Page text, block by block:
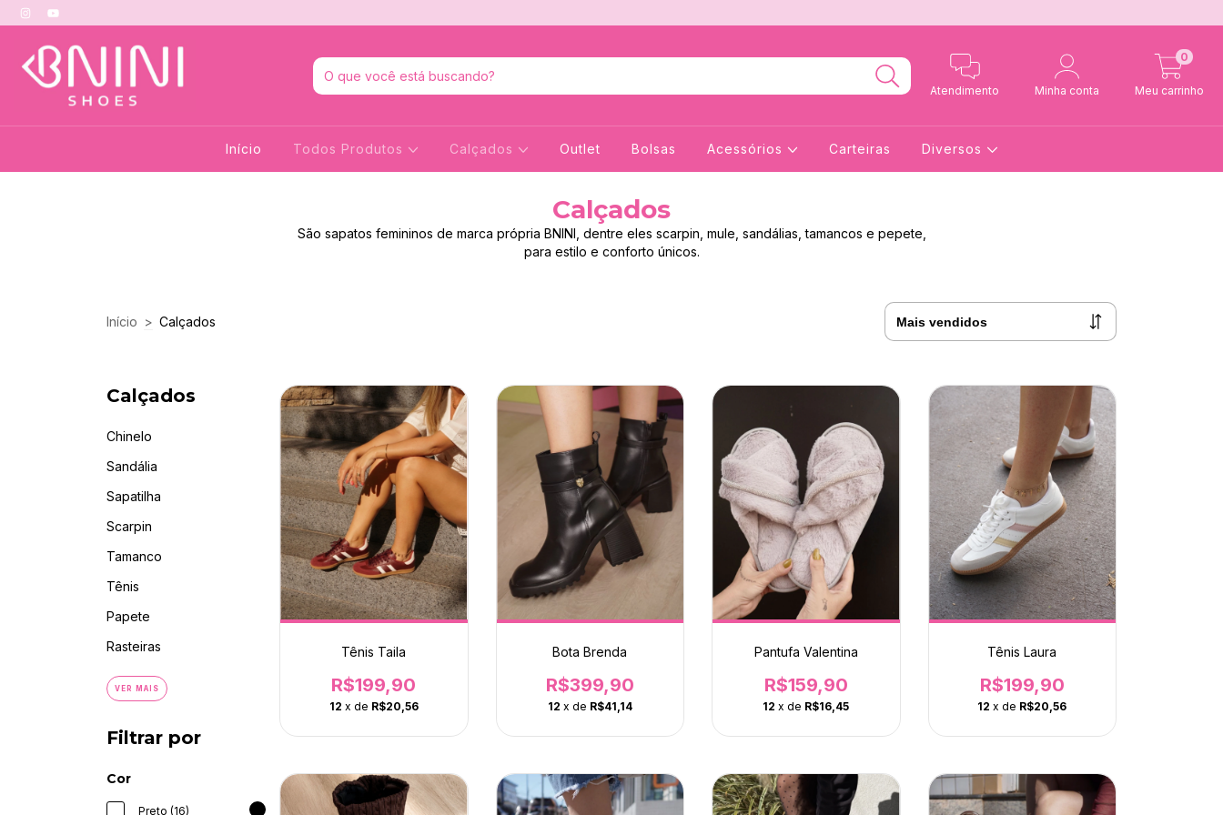
Atendimento Minha conta Meu carrinho
0
Início Todos Produtos Calçados Outlet Bolsas Acessórios Carteiras Diversos
Calçados
São sapatos femininos de marca própria BNINI, dentre eles scarpin, mule, sandálias, tamancos e pepete,
para estilo e conforto únicos.
Início > Calçados
Calçados
Chinelo
Sandália
Sapatilha
Scarpin
Tamanco
Tênis
Papete
Rasteiras
VER MAIS
Filtrar por
Cor
Preto (16)
Tênis Taila
R$199,90
12 x de R$20,56
Bota Brenda
R$399,90
12 x de R$41,14
Pantufa Valentina
R$159,90
12 x de R$16,45
Tênis Laura
R$199,90
12 x de R$20,56